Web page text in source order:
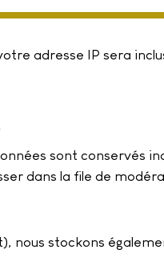
adresse IP sera
sont conservés
dans la file de
nous stockons